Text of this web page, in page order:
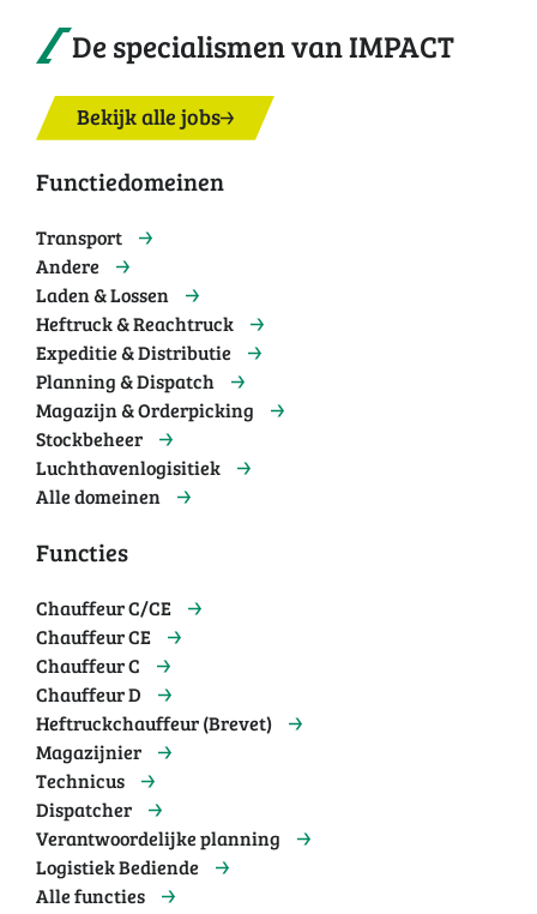
De specialismen van IMPACT
Bekijk alle jobs
Functiedomeinen
Transport
Andere
Laden & Lossen
Heftruck & Reachtruck
Expeditie & Distributie
Planning & Dispatch
Magazijn & Orderpicking
Stockbeheer
Luchthavenlogisitiek
Alle domeinen
Functies
Chauffeur C/CE
Chauffeur CE
Chauffeur C
Chauffeur D
Heftruckchauffeur (Brevet)
Magazijnier
Technicus
Dispatcher
Verantwoordelijke planning
Logistiek Bediende
Alle functies